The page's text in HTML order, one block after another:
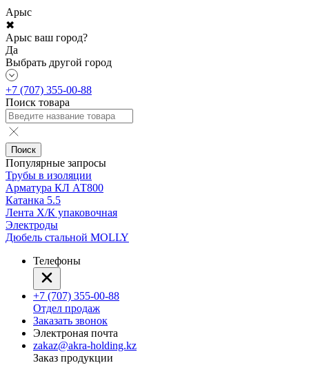
Арыс
✖
Арыс ваш город?
Да
Выбрать другой город
+7 (707) 355-00-88
Поиск товара
Поиск
Популярные запросы
Трубы в изоляции
Арматура КЛ АТ800
Катанка 5.5
Лента Х/К упаковочная
Электроды
Дюбель стальной MOLLY
Телефоны
+7 (707) 355-00-88
Отдел продаж
Заказать звонок
Электроная почта
zakaz@akra-holding.kz
Заказ продукции